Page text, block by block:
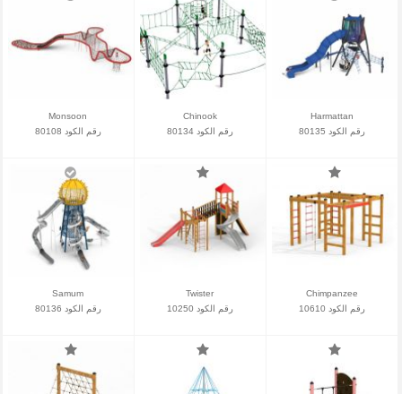
Monsoon
رقم الكود 80108
Chinook
رقم الكود 80134
Harmattan
رقم الكود 80135
Samum
رقم الكود 80136
Twister
رقم الكود 10250
Chimpanzee
رقم الكود 10610